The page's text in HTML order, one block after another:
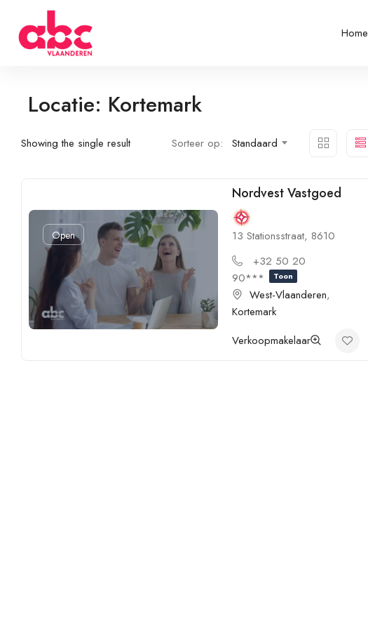
Home
Locatie: Kortemark
Showing the single result Sorteer op: Standaard
Open
Nordvest Vastgoed
13 Stationsstraat, 8610
+32 50 20
90***
Toon
West-Vlaanderen,
Kortemark
Verkoopmakelaar